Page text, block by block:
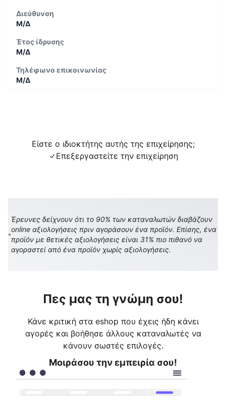
Διεύθυνση
Μ/Δ
Έτος ίδρυσης
Μ/Δ
Τηλέφωνο επικοινωνίας
Μ/Δ
Είστε ο ιδιοκτήτης αυτής της επιχείρησης;
Επεξεργαστείτε την επιχείρηση
Έρευνες δείχνουν ότι το 90% των καταναλωτών διαβάζουν
online αξιολογήσεις πριν αγοράσουν ένα προϊόν. Επίσης, ένα
προϊόν με θετικές αξιολογήσεις είναι 31% πιο πιθανό να
αγοραστεί από ένα προϊόν χωρίς αξιολογήσεις.
Πες μας τη γνώμη σου!
Κάνε κριτική στα eshop που έχεις ήδη κάνει
αγορές και βοήθησε άλλους καταναλωτές να
κάνουν σωστές επιλογές.
Μοιράσου την εμπειρία σου!